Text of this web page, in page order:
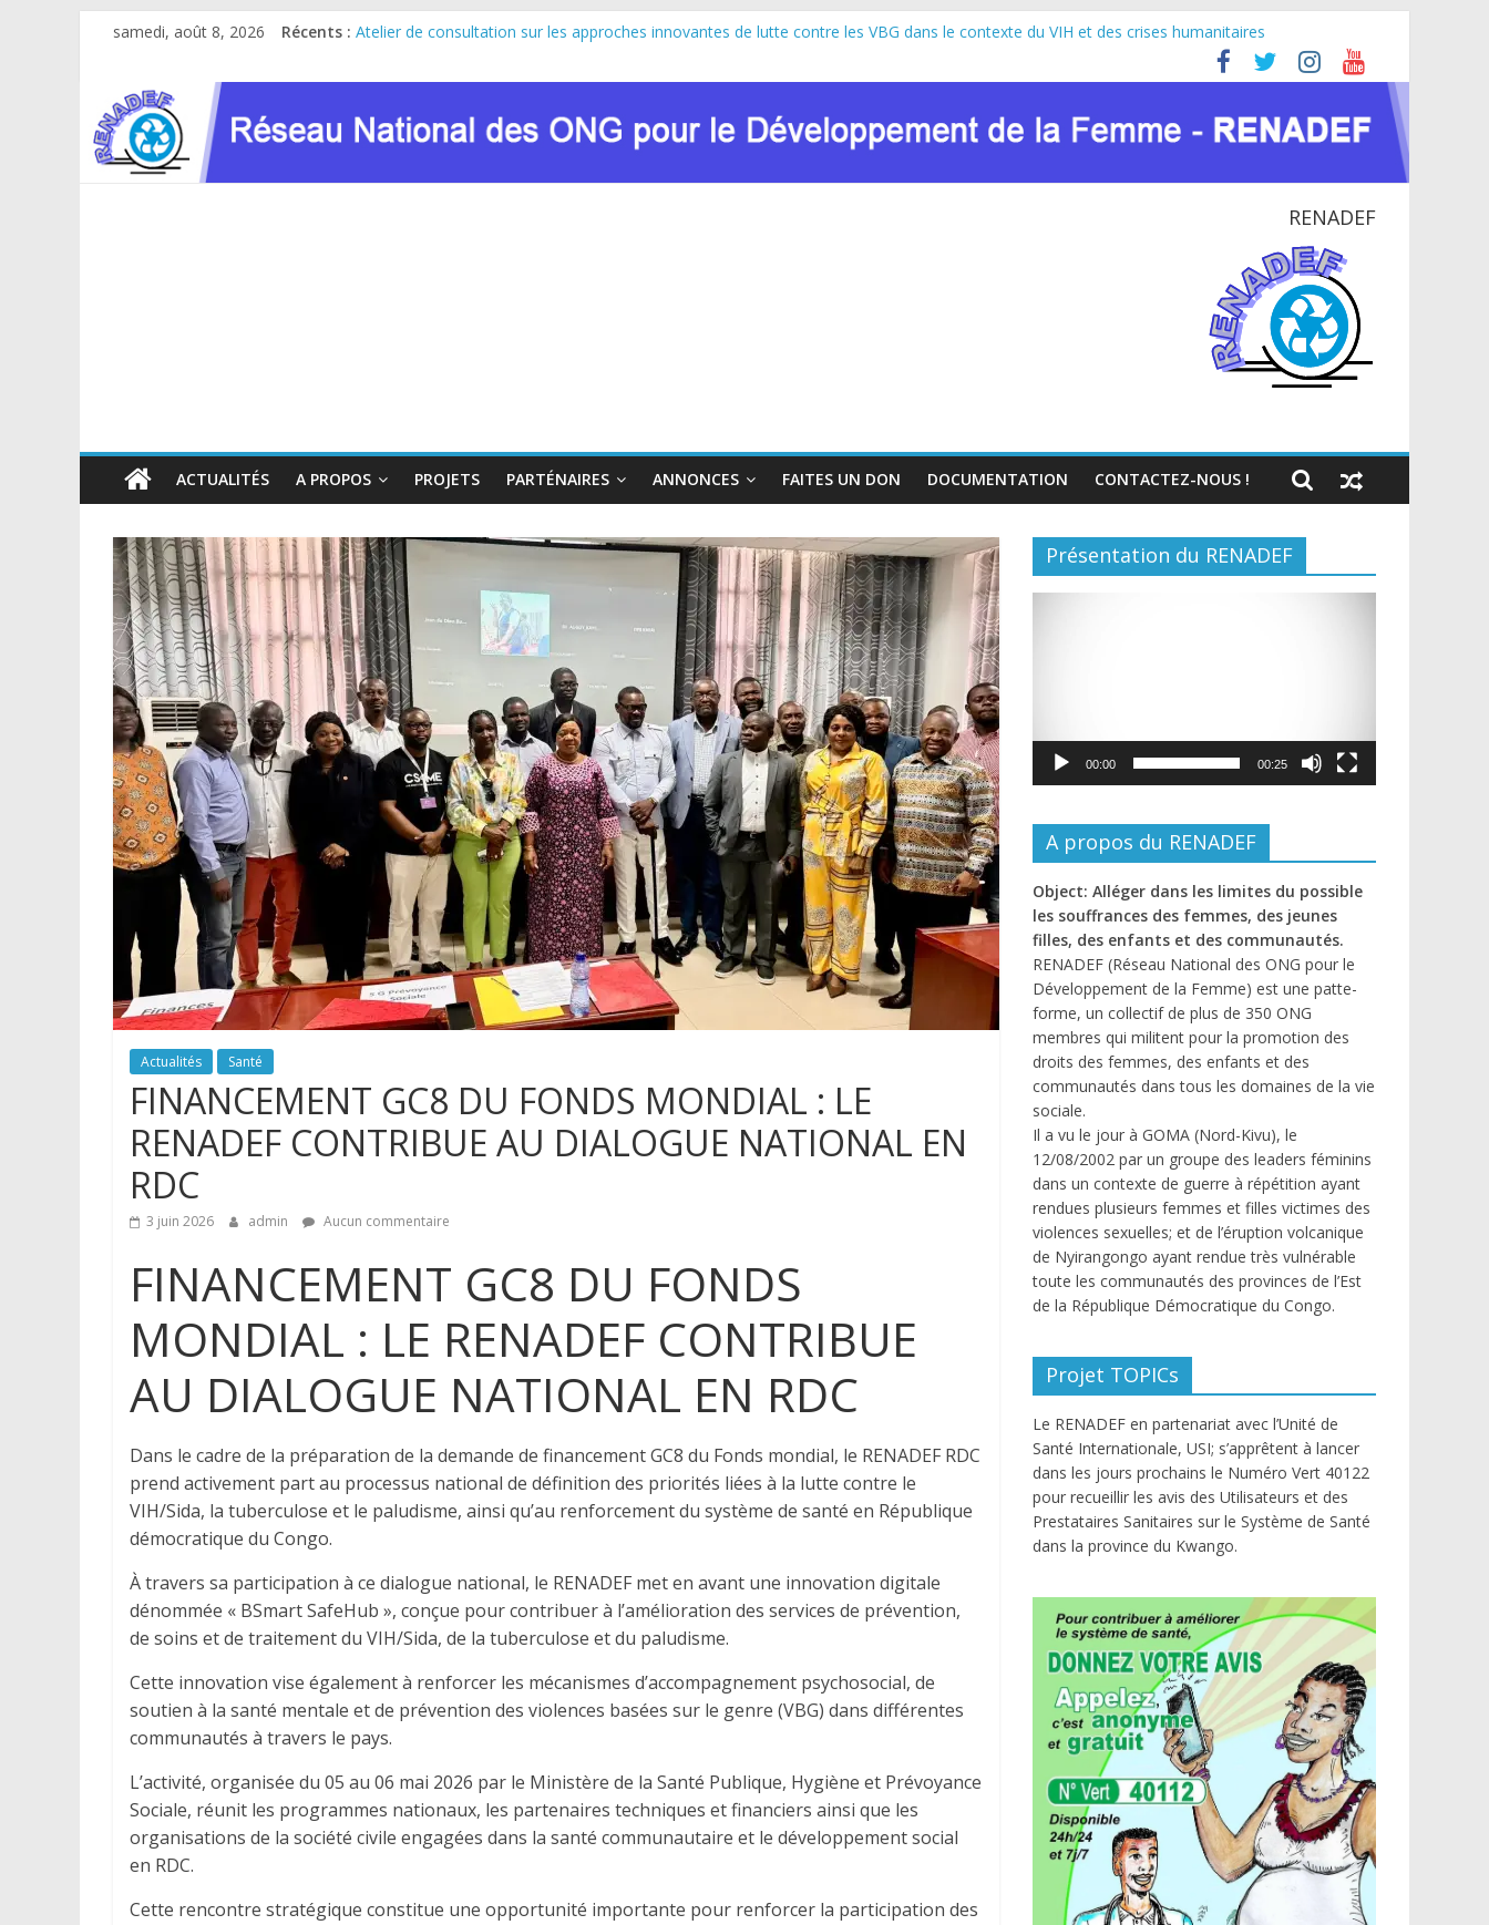
Passersamedi, août 8, 2026 Récents : Atelier de consultation sur les approches innovantes de lutte contre les VBG dans le contexte du VIH et des crises humanitaires
Le RENADEF participe au lancement officiel de la Journée Internationale de la Femme Africaine (JIFA) 2026
FINANCEMENT GC8 DU FONDS MONDIAL : LE RENADEF CONTRIBUE AU DIALOGUE NATIONAL EN RDC
RENADEF
ACTUALITÉS A PROPOS PROJETS PARTÉNAIRES ANNONCES FAITES UN DON DOCUMENTATION CONTACTEZ-NOUS !
Actualités Santé
FINANCEMENT GC8 DU FONDS MONDIAL : LE
RENADEF CONTRIBUE AU DIALOGUE NATIONAL EN
RDC
3 juin 2026 admin Aucun commentaire
FINANCEMENT GC8 DU FONDS
MONDIAL : LE RENADEF CONTRIBUE
AU DIALOGUE NATIONAL EN RDC
Dans le cadre de la préparation de la demande de financement GC8 du Fonds mondial, le RENADEF RDC
prend activement part au processus national de définition des priorités liées à la lutte contre le
VIH/Sida, la tuberculose et le paludisme, ainsi qu’au renforcement du système de santé en République
démocratique du Congo.
À travers sa participation à ce dialogue national, le RENADEF met en avant une innovation digitale
dénommée « BSmart SafeHub », conçue pour contribuer à l’amélioration des services de prévention,
de soins et de traitement du VIH/Sida, de la tuberculose et du paludisme.
Cette innovation vise également à renforcer les mécanismes d’accompagnement psychosocial, de
soutien à la santé mentale et de prévention des violences basées sur le genre (VBG) dans différentes
communautés à travers le pays.
L’activité, organisée du 05 au 06 mai 2026 par le Ministère de la Santé Publique, Hygiène et Prévoyance
Sociale, réunit les programmes nationaux, les partenaires techniques et financiers ainsi que les
organisations de la société civile engagées dans la santé communautaire et le développement social
en RDC.
Cette rencontre stratégique constitue une opportunité importante pour renforcer la participation des
Présentation du RENADEF
00:00 00:25
A propos du RENADEF
Object: Alléger dans les limites du possible
les souffrances des femmes, des jeunes
filles, des enfants et des communautés.
RENADEF (Réseau National des ONG pour le
Développement de la Femme) est une patte-
forme, un collectif de plus de 350 ONG
membres qui militent pour la promotion des
droits des femmes, des enfants et des
communautés dans tous les domaines de la vie
sociale.
Il a vu le jour à GOMA (Nord-Kivu), le
12/08/2002 par un groupe des leaders féminins
dans un contexte de guerre à répétition ayant
rendues plusieurs femmes et filles victimes des
violences sexuelles; et de l’éruption volcanique
de Nyirangongo ayant rendue très vulnérable
toute les communautés des provinces de l’Est
de la République Démocratique du Congo.
Projet TOPICs
Le RENADEF en partenariat avec l’Unité de
Santé Internationale, USI; s’apprêtent à lancer
dans les jours prochains le Numéro Vert 40122
pour recueillir les avis des Utilisateurs et des
Prestataires Sanitaires sur le Système de Santé
dans la province du Kwango.